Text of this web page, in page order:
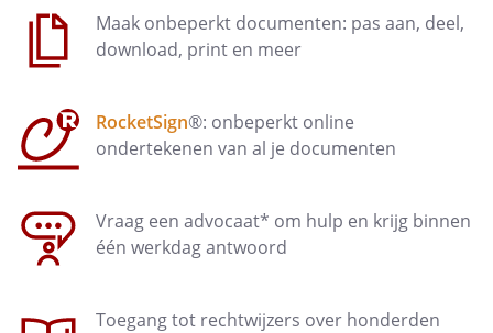
Maak onbeperkt documenten: pas aan, deel,
download, print en meer
RocketSign®: onbeperkt online
ondertekenen van al je documenten
Vraag een advocaat* om hulp en krijg binnen
één werkdag antwoord
Toegang tot rechtwijzers over honderden